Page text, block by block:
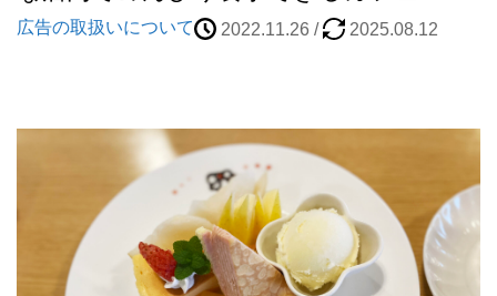
広告の取扱いについて 2022.11.26 / 2025.08.12